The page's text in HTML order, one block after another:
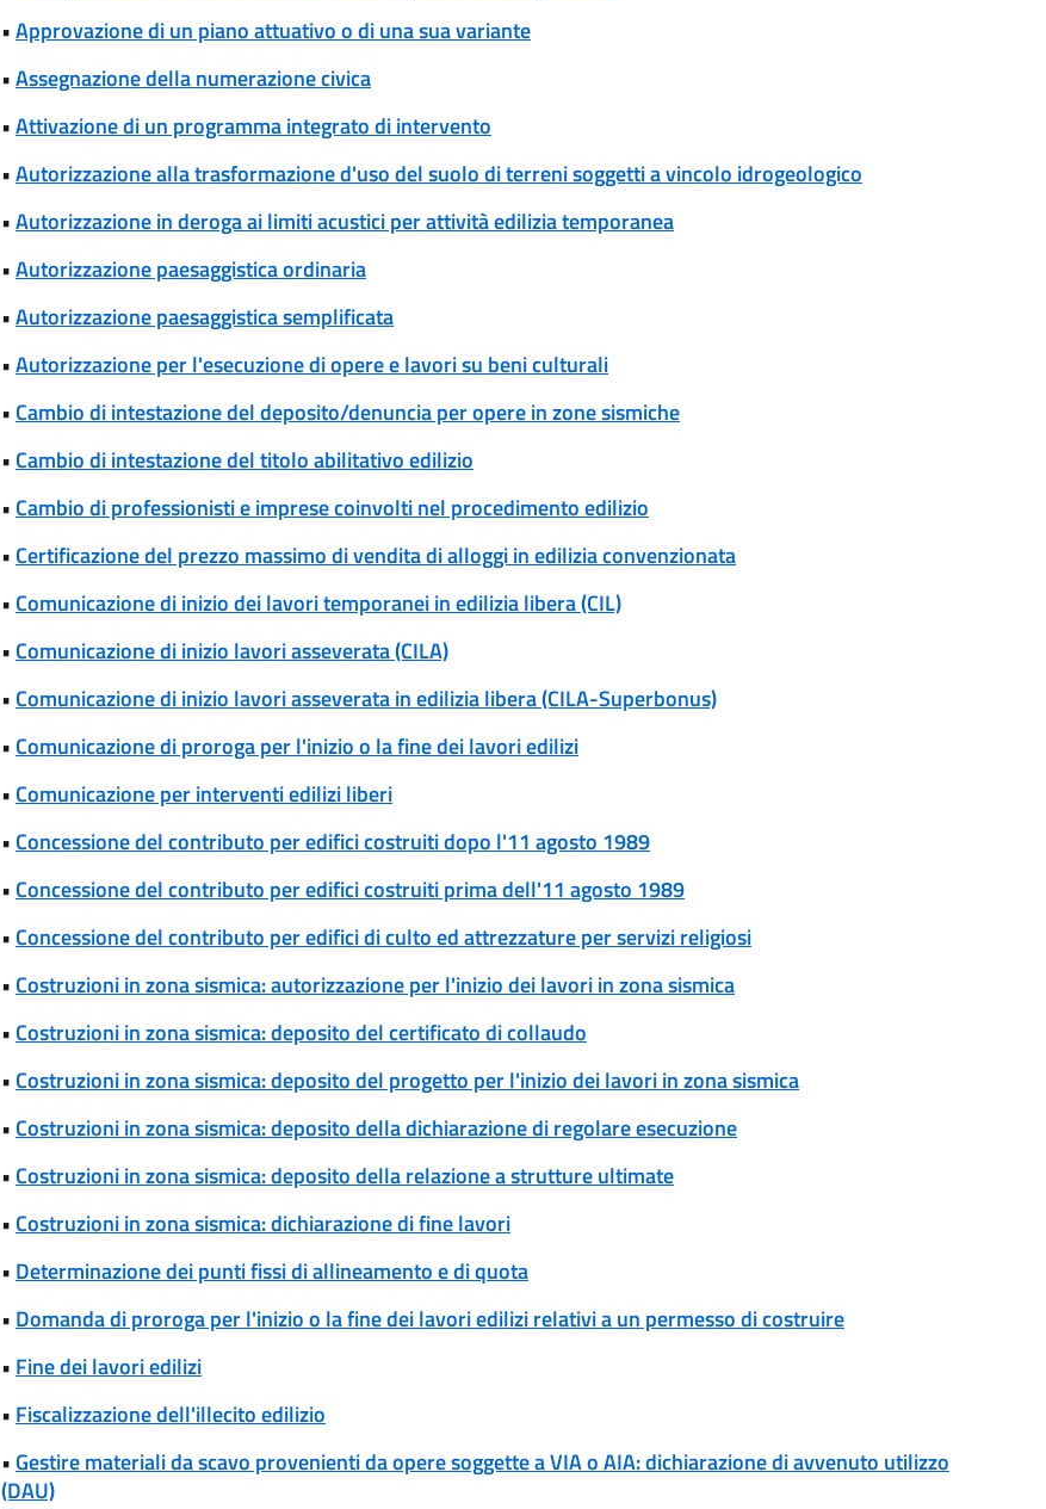
•Approvazione di un piano attuativo o di una sua variante
•Assegnazione della numerazione civica
•Attivazione di un programma integrato di intervento
•Autorizzazione alla trasformazione d'uso del suolo di terreni soggetti a vincolo idrogeologico
•Autorizzazione in deroga ai limiti acustici per attività edilizia temporanea
•Autorizzazione paesaggistica ordinaria
•Autorizzazione paesaggistica semplificata
•Autorizzazione per l'esecuzione di opere e lavori su beni culturali
• Cambio di intestazione del deposito/denuncia per opere in zone sismiche
• Cambio di intestazione del titolo abilitativo edilizio
• Cambio di professionisti e imprese coinvolti nel procedimento edilizio
• Certificazione del prezzo massimo di vendita di alloggi in edilizia convenzionata
• Comunicazione di inizio dei lavori temporanei in edilizia libera (CIL)
• Comunicazione di inizio lavori asseverata (CILA)
• Comunicazione di inizio lavori asseverata in edilizia libera (CILA-Superbonus)
• Comunicazione di proroga per l'inizio o la fine dei lavori edilizi
• Comunicazione per interventi edilizi liberi
• Concessione del contributo per edifici costruiti dopo l'11 agosto 1989
• Concessione del contributo per edifici costruiti prima dell'11 agosto 1989
• Concessione del contributo per edifici di culto ed attrezzature per servizi religiosi
• Costruzioni in zona sismica: autorizzazione per l'inizio dei lavori in zona sismica
• Costruzioni in zona sismica: deposito del certificato di collaudo
• Costruzioni in zona sismica: deposito del progetto per l'inizio dei lavori in zona sismica
• Costruzioni in zona sismica: deposito della dichiarazione di regolare esecuzione
• Costruzioni in zona sismica: deposito della relazione a strutture ultimate
• Costruzioni in zona sismica: dichiarazione di fine lavori
• Determinazione dei punti fissi di allineamento e di quota
• Domanda di proroga per l'inizio o la fine dei lavori edilizi relativi a un permesso di costruire
• Fine dei lavori edilizi
• Fiscalizzazione dell'illecito edilizio
• Gestire materiali da scavo provenienti da opere soggette a VIA o AIA: dichiarazione di avvenuto utilizzo
(DAU)